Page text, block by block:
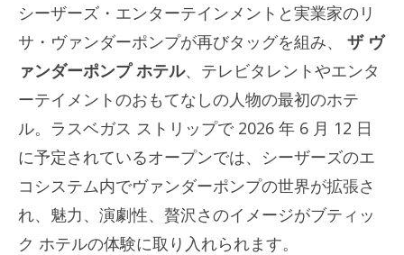
シーザーズ・エンターテインメントと実業家のリ
サ・ヴァンダーポンプが再びタッグを組み、 ザ ヴ
ァンダーポンプ ホテル、テレビタレントやエンタ
ーテイメントのおもてなしの人物の最初のホテ
ル。ラスベガス ストリップで 2026 年 6 月 12 日
に予定されているオープンでは、シーザーズのエ
コシステム内でヴァンダーポンプの世界が拡張さ
れ、魅力、演劇性、贅沢さのイメージがブティッ
ク ホテルの体験に取り入れられます。